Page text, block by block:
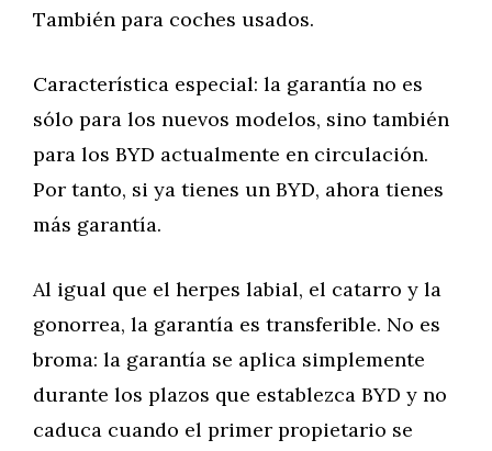
También para coches usados.
Característica especial: la garantía no es
sólo para los nuevos modelos, sino también
para los BYD actualmente en circulación.
Por tanto, si ya tienes un BYD, ahora tienes
más garantía.
Al igual que el herpes labial, el catarro y la
gonorrea, la garantía es transferible. No es
broma: la garantía se aplica simplemente
durante los plazos que establezca BYD y no
caduca cuando el primer propietario se